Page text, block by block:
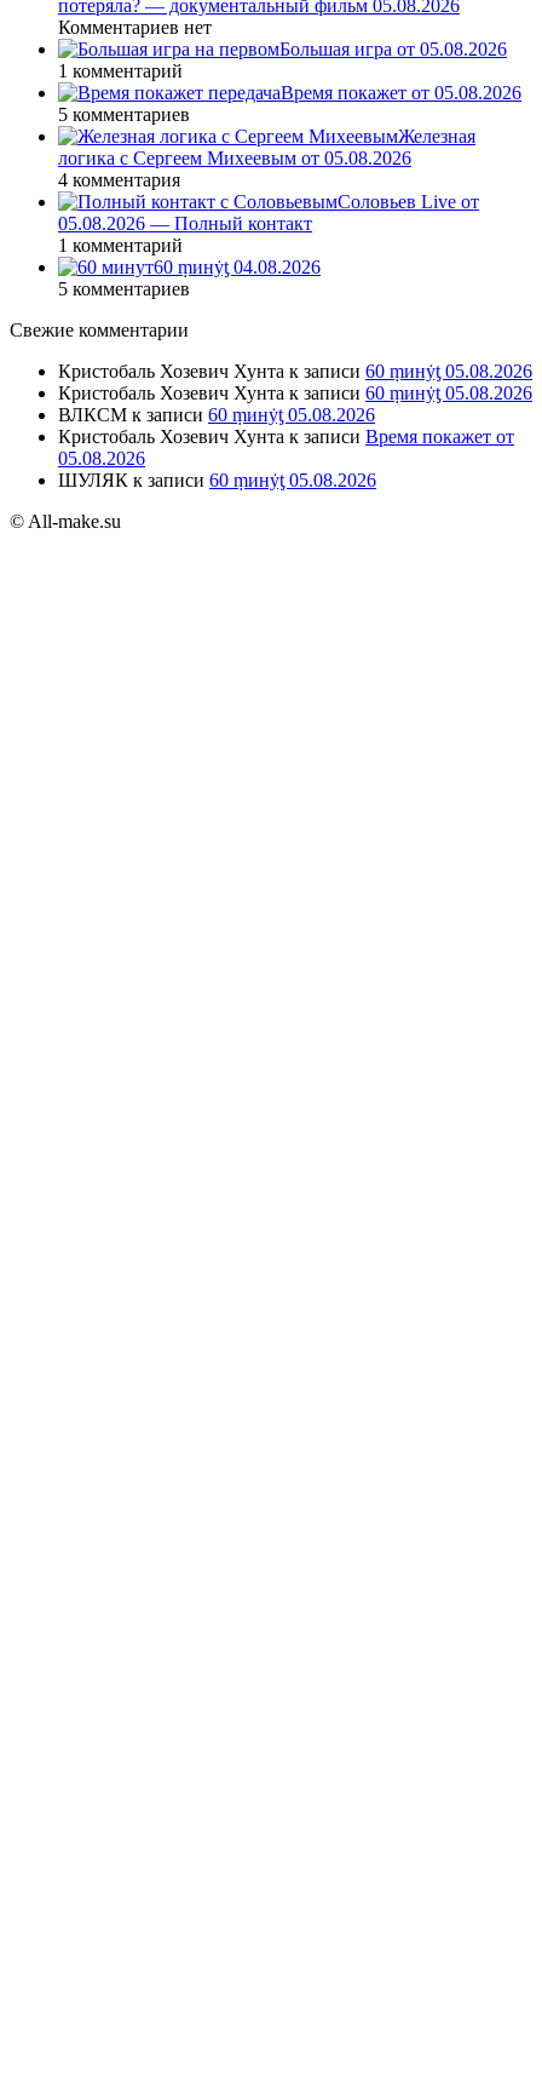
потеряла? — документальный фильм 05.08.2026
Комментариев нет
Большая игра от 05.08.2026
1 комментарий
Время покажет от 05.08.2026
5 комментариев
Железная
логика с Сергеем Михеевым от 05.08.2026
4 комментария
Соловьев Live от
05.08.2026 — Полный контакт
1 комментарий
60 ṃинẏƫ 04.08.2026
5 комментариев
Свежие комментарии
Кристобаль Хозевич Хунта к записи 60 ṃинẏƫ 05.08.2026
Кристобаль Хозевич Хунта к записи 60 ṃинẏƫ 05.08.2026
ВЛКСМ к записи 60 ṃинẏƫ 05.08.2026
Кристобаль Хозевич Хунта к записи Время покажет от
05.08.2026
ШУЛЯК к записи 60 ṃинẏƫ 05.08.2026
© All-make.su